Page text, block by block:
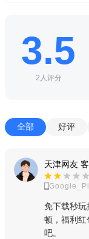
3.5
2人评分
全部 好评
天津网友
免下载秒玩
顿，福利红
吧。